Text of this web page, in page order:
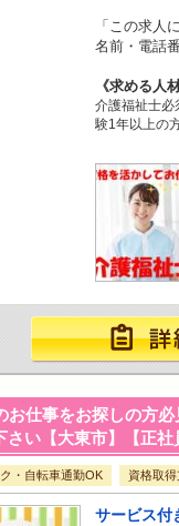
「この求人
名前・電話
求める人
介護福祉士必
験1年以上の
仕事をお探しの方
い【大東市】【正社
・自転車通勤OK 資格取
サービス付